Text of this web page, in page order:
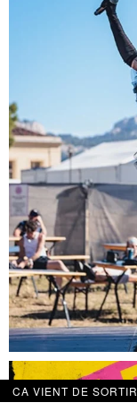
CA VIENT DE SORTIR